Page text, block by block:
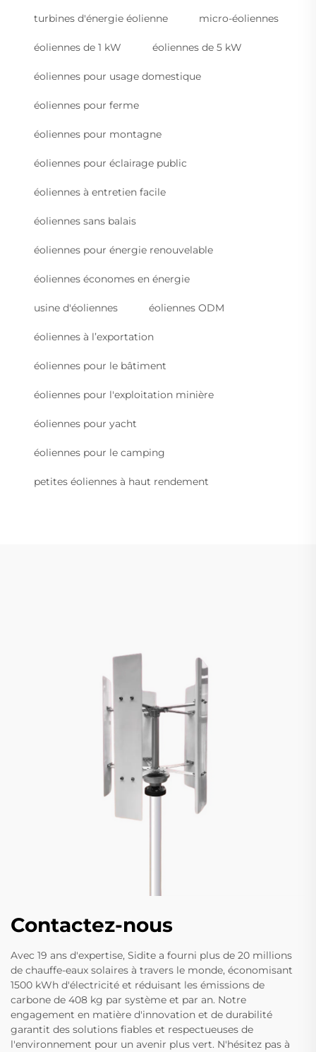
turbines d'énergie éolienne micro-éoliennes
éoliennes de 1 kW éoliennes de 5 kW
éoliennes pour usage domestique
éoliennes pour ferme
éoliennes pour montagne
éoliennes pour éclairage public
éoliennes à entretien facile
éoliennes sans balais
éoliennes pour énergie renouvelable
éoliennes économes en énergie
usine d'éoliennes éoliennes ODM
éoliennes à l’exportation
éoliennes pour le bâtiment
éoliennes pour l'exploitation minière
éoliennes pour yacht
éoliennes pour le camping
petites éoliennes à haut rendement
Contactez-nous
Avec 19 ans d'expertise, Sidite a fourni plus de 20 millions
de chauffe-eaux solaires à travers le monde, économisant
1500 kWh d'électricité et réduisant les émissions de
carbone de 408 kg par système et par an. Notre
engagement en matière d'innovation et de durabilité
garantit des solutions fiables et respectueuses de
l'environnement pour un avenir plus vert. N'hésitez pas à